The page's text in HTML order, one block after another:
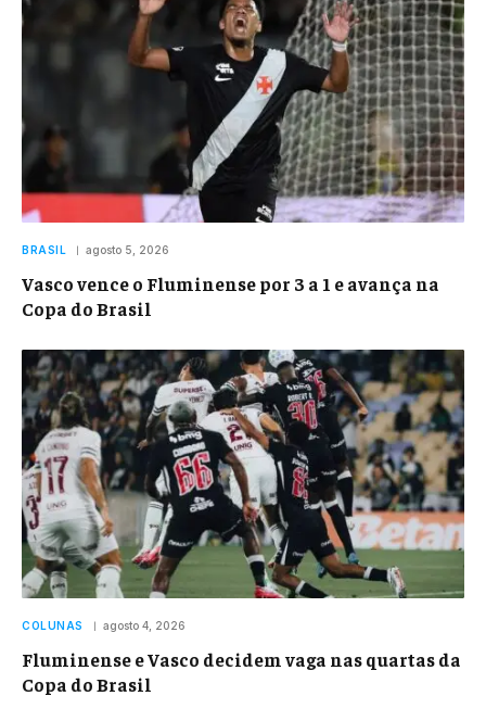
BRASIL agosto 5, 2026
Vasco vence o Fluminense por 3 a 1 e avança na
Copa do Brasil
COLUNAS agosto 4, 2026
Fluminense e Vasco decidem vaga nas quartas da
Copa do Brasil